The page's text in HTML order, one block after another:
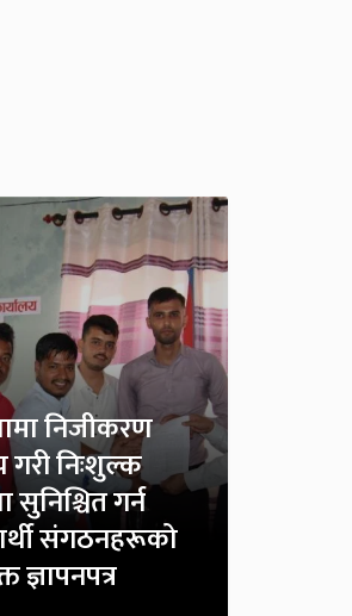
निजीकरण
गरी निःशुल्क
सुनिश्चित गर्न
संगठनहरूको
ज्ञापनपत्र